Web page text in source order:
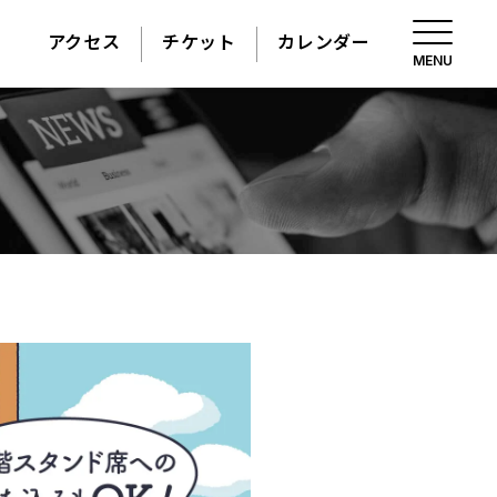
アクセス チケット カレンダー
MENU